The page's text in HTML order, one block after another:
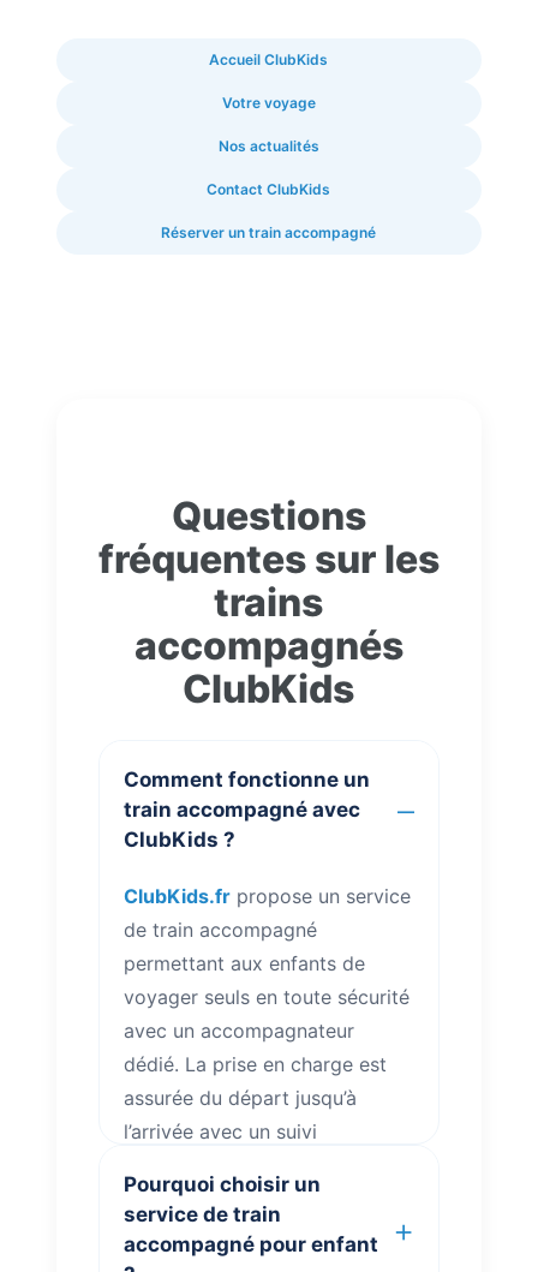
Accueil ClubKids
Votre voyage
Nos actualités
Contact ClubKids
Réserver un train accompagné
Questions
fréquentes sur les
trains
accompagnés
ClubKids
Comment fonctionne un
train accompagné avec
ClubKids ?
ClubKids.frpropose un service
de train accompagné
permettant aux enfants de
voyager seuls en toute sécurité
avec un accompagnateur
dédié. La prise en charge est
assurée du départ jusqu’à
l’arrivée avec un suivi
Retrouvez également toutes les
informations utiles sur
votre
voyage
Pourquoi choisir un
service de train
accompagné pour enfant